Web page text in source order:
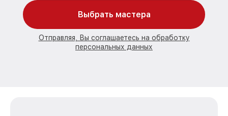
Выбрать мастера
Отправляя, Вы соглашаетесь на обработку
персональных данных